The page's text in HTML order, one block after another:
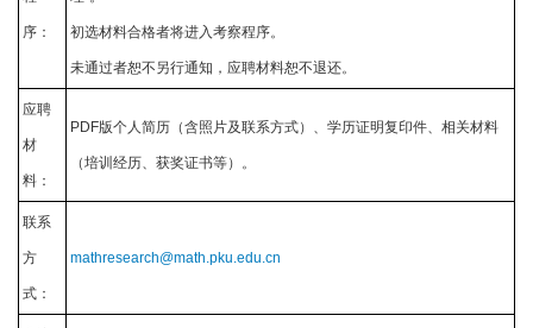
序： 初选材料合格者将进入考察程序。
未通过者恕不另行通知，应聘材料恕不退还。
应聘
材
料：
PDF版个人简历（含照片及联系方式）、学历证明复印件、相关材料
（培训经历、获奖证书等）。
联系
方
式：
mathresearch@math.pku.edu.cn